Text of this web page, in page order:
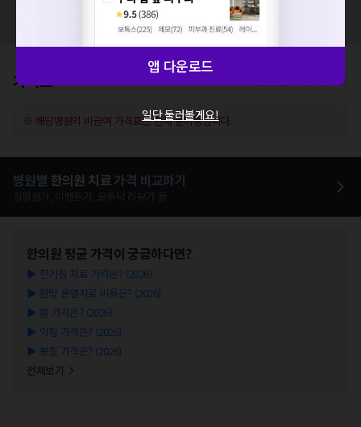
혹시 잘못된 병원정보가 있나요?
모두닥 팀에 알려주세요!
가격표
※ 해당병원의 비급여 가격표는 현재 준비중입니다.
병원별 한의원 치료가격 비교하기
한의원 평균 가격이 궁금하다면?
▶ 전기침 치료 가격은? (2026)
▶ 한방 온열치료 비용은? (2026)
▶ 뜸 가격은? (2026)
▶ 약침 가격은? (2026)
▶ 봉침 가격은? (2026)
전체보기
앱 다운로드
일단 둘러볼게요!